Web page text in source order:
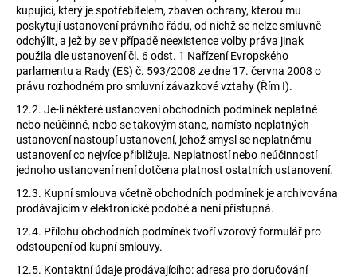
kupující, který je spotřebitelem, zbaven ochrany, kterou mu
poskytují ustanovení právního řádu, od nichž se nelze smluvně
odchýlit, a jež by se v případě neexistence volby práva jinak
použila dle ustanovení čl. 6 odst. 1 Nařízení Evropského
parlamentu a Rady (ES) č. 593/2008 ze dne 17. června 2008 o
právu rozhodném pro smluvní závazkové vztahy (Řím I).
12.2. Je-li některé ustanovení obchodních podmínek neplatné
nebo neúčinné, nebo se takovým stane, namísto neplatných
ustanovení nastoupí ustanovení, jehož smysl se neplatnému
ustanovení co nejvíce přibližuje. Neplatností nebo neúčinností
jednoho ustanovení není dotčena platnost ostatních ustanovení.
12.3. Kupní smlouva včetně obchodních podmínek je archivována
prodávajícím v elektronické podobě a není přístupná.
12.4. Přílohu obchodních podmínek tvoří vzorový formulář pro
odstoupení od kupní smlouvy.
12.5. Kontaktní údaje prodávajícího: adresa pro doručování